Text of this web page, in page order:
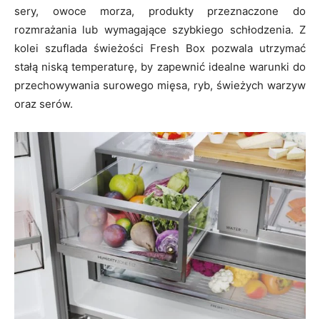
sery, owoce morza, produkty przeznaczone do
rozmrażania lub wymagające szybkiego schłodzenia. Z
kolei szuflada świeżości Fresh Box pozwala utrzymać
stałą niską temperaturę, by zapewnić idealne warunki do
przechowywania surowego mięsa, ryb, świeżych warzyw
oraz serów.